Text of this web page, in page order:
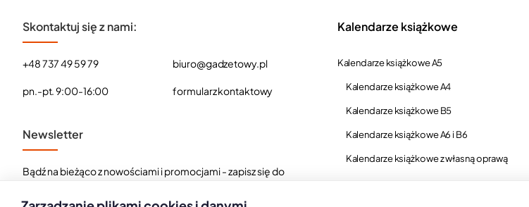
Skontaktuj się z nami:
+48 737 49 59 79
pn.-pt. 9:00-16:00
biuro@gadzetowy.pl
formularz kontaktowy
Newsletter
Bądź na bieżąco z nowościami i promocjami - zapisz się do
Kalendarze książkowe
Kalendarze książkowe A5
Kalendarze książkowe A4
Kalendarze książkowe B5
Kalendarze książkowe A6 i B6
Kalendarze książkowe z własną oprawą